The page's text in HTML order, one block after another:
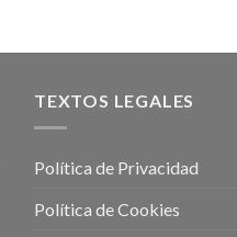
TEXTOS LEGALES
Política de Privacidad
Política de Cookies